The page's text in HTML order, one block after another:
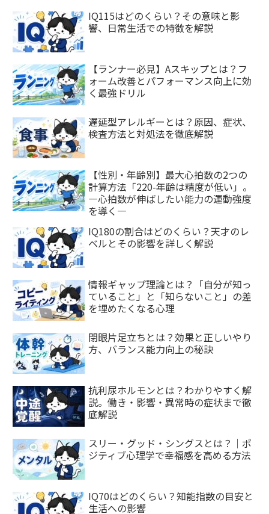
IQ115はどのくらい？その意味と影
響、日常生活での特徴を解説
【ランナー必見】Aスキップとは？フ
ォーム改善とパフォーマンス向上に効
く最強ドリル
遅延型アレルギーとは？原因、症状、
検査方法と対処法を徹底解説
【性別・年齢別】最大心拍数の2つの
計算方法「220-年齢は精度が低い」。
―心拍数が伸ばしたい能力の運動強度
を導く―
IQ180の割合はどのくらい？天才のレ
ベルとその影響を詳しく解説
情報ギャップ理論とは？「自分が知っ
ていること」と「知らないこと」の差
を埋めたくなる心理
閉眼片足立ちとは？効果と正しいやり
方、バランス能力向上の秘訣
抗利尿ホルモンとは？わかりやすく解
説。働き・影響・異常時の症状まで徹
底解説
スリー・グッド・シングスとは？｜ポ
ジティブ心理学で幸福感を高める方法
IQ70はどのくらい？知能指数の目安と
生活への影響